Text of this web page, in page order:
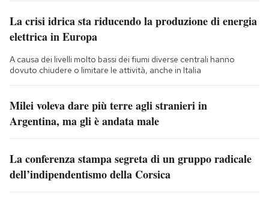
La crisi idrica sta riducendo la produzione di energia
elettrica in Europa
A causa dei livelli molto bassi dei fiumi diverse centrali hanno
dovuto chiudere o limitare le attività, anche in Italia
Milei voleva dare più terre agli stranieri in
Argentina, ma gli è andata male
La conferenza stampa segreta di un gruppo radicale
dell’indipendentismo della Corsica